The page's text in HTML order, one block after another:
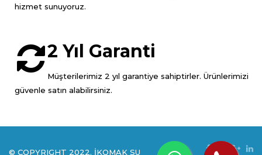
hizmet sunuyoruz.
2 Yıl Garanti
Müşterilerimiz 2 yıl garantiye sahiptirler. Ürünlerimizi
güvenle satın alabilirsiniz.
© COPYRIGHT 2022. İKOMAK SU